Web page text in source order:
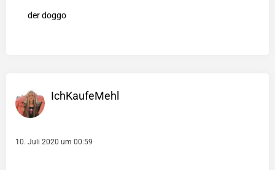
der doggo
IchKaufeMehl
10. Juli 2020 um 00:59